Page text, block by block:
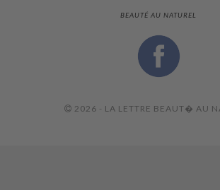
BEAUTÉ AU NATUREL
2026 - LA LETTRE BEAUT� AU